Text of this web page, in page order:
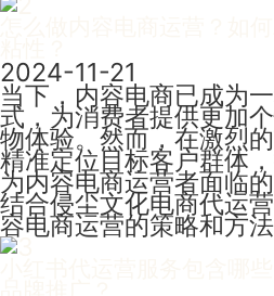
2024-11-21
当下，内容电商已成为
式，为消费者提供更加
物体验。然而，在激烈
精准定位目标客户群体
为内容电商运营者面临
结合侵尘文化电商代运
容电商运营的策略和方法